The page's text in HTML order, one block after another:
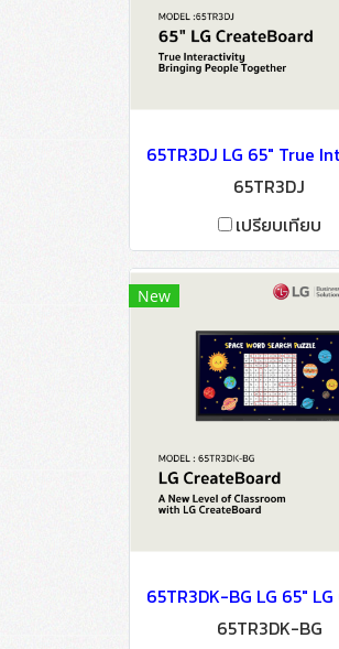
65TR3DJ
เปรียบเทียบ
New
65TR3DK-BG